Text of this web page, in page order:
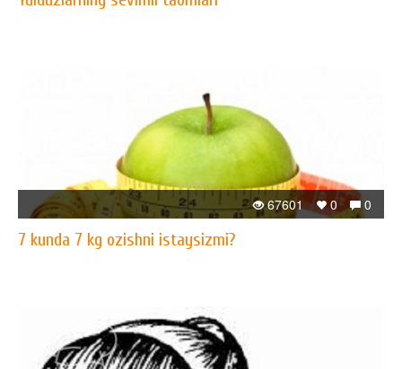
0
0
67601
7 kunda 7 kg ozishni istaysizmi?